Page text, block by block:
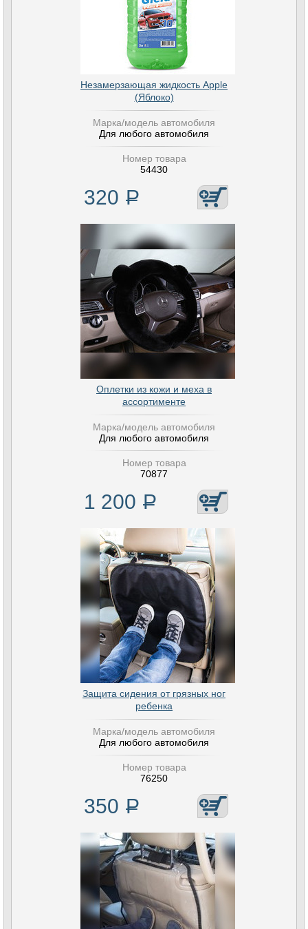
Незамерзающая жидкость Apple
(Яблоко)
Марка/модель автомобиля
Для любого автомобиля
Номер товара
54430
320 Р
Оплетки из кожи и меха в
ассортименте
Марка/модель автомобиля
Для любого автомобиля
Номер товара
70877
1 200 Р
Защита сидения от грязных ног
ребенка
Марка/модель автомобиля
Для любого автомобиля
Номер товара
76250
350 Р